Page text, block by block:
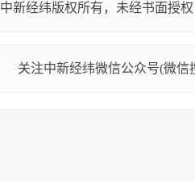
中新经纬版权所有，未经书面授
关注中新经纬微信公众号(微信